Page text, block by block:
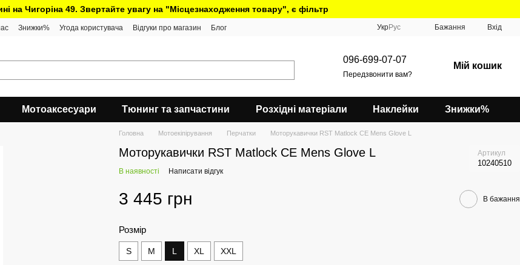
на Чигоріна 49. Звертайте увагу на "Місцезнаходження товару", є фільтр
Знижки% Угода користувача Відгуки про магазин Блог УкрРус Бажання Вхід
096-699-07-07
Передзвонити вам?
Мій кошик
Мотоаксесуари Тюнинг та запчастини Розхідні матеріали Наклейки Знижки%
Головна Мотоекіпірування Перчатки Моторукавички RST Matlock CE Mens Glove L
Моторукавички RST Matlock CE Mens Glove L Артикул
10240510
В наявності Написати відгук
3 445 грн В бажання
Розмір
S M L XL XXL